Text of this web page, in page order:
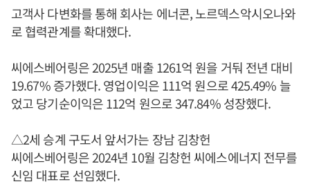
고객사 다변화를 통해 회사는 에너콘, 노르덱스악시오나와
로 협력관계를 확대했다.
씨에스베어링은 2025년 매출 1261억 원을 거둬 전년 대비
19.67% 증가했다. 영업이익은 111억 원으로 425.49% 늘
었고 당기순이익은 112억 원으로 347.84% 성장했다.
△2세 승계 구도서 앞서가는 장남 김창헌
씨에스베어링은 2024년 10월 김창헌 씨에스에너지 전무를
신임 대표로 선임했다.